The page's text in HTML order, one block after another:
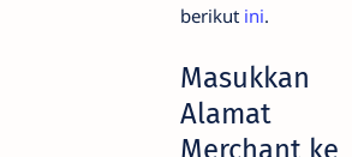
berikut ini.
Masukkan
Alamat
Merchant ke